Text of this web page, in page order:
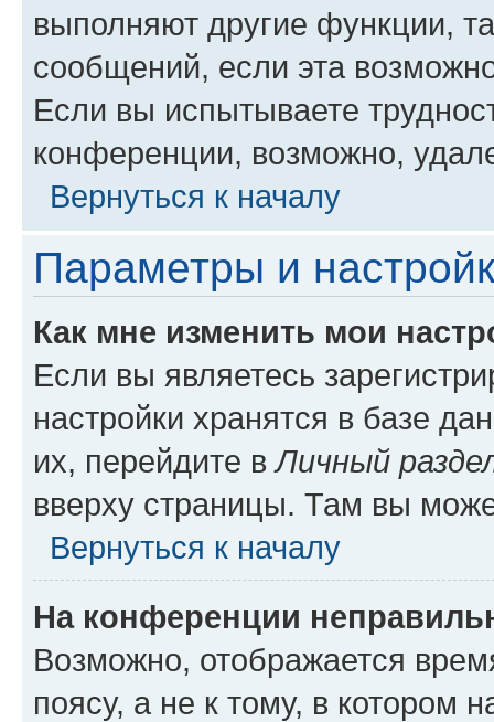
выполняют другие функции,
сообщений, если эта
Если вы испытываете
конференции, возможно,
Вернуться к началу
Параметры и
Как мне изменить мои
Если вы являетесь
настройки хранятся в базе
их, перейдите вЛичный
вверху страницы. Там вы
Вернуться к началу
На конференции
Возможно, отображается
поясу, а не к тому, в котором